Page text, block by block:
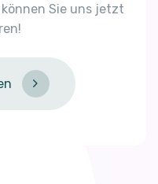
Sie uns jetzt